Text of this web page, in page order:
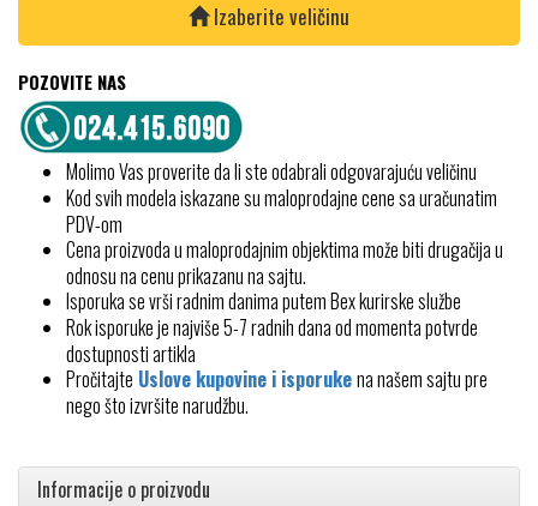
Izaberite veličinu
POZOVITE NAS
Molimo Vas proverite da li ste odabrali odgovarajuću veličinu
Kod svih modela iskazane su maloprodajne cene sa uračunatim
PDV-om
Cena proizvoda u maloprodajnim objektima može biti drugačija u
odnosu na cenu prikazanu na sajtu.
Isporuka se vrši radnim danima putem Bex kurirske službe
Rok isporuke je najviše 5-7 radnih dana od momenta potvrde
dostupnosti artikla
Pročitajte Uslove kupovine i isporukena našem sajtu pre
nego što izvršite narudžbu.
Informacije o proizvodu